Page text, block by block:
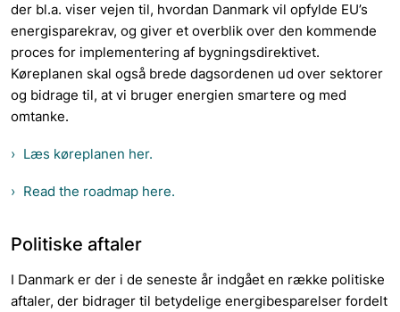
der bl.a. viser vejen til, hvordan Danmark vil opfylde EU’s
energisparekrav, og giver et overblik over den kommende
proces for implementering af bygningsdirektivet.
Køreplanen skal også brede dagsordenen ud over sektorer
og bidrage til, at vi bruger energien smartere og med
omtanke.
Læs køreplanen her.
Read the roadmap here.
Politiske aftaler
I Danmark er der i de seneste år indgået en række politiske
aftaler, der bidrager til betydelige energibesparelser fordelt